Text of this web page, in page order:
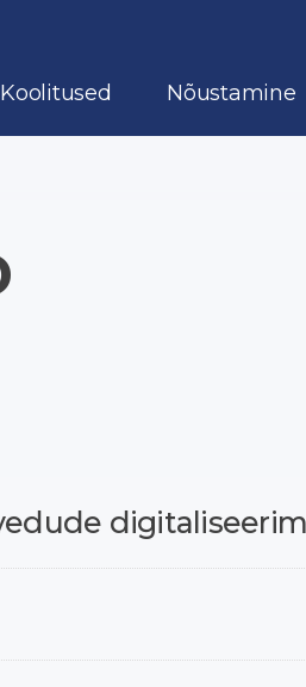
Koolitused Nõustamine